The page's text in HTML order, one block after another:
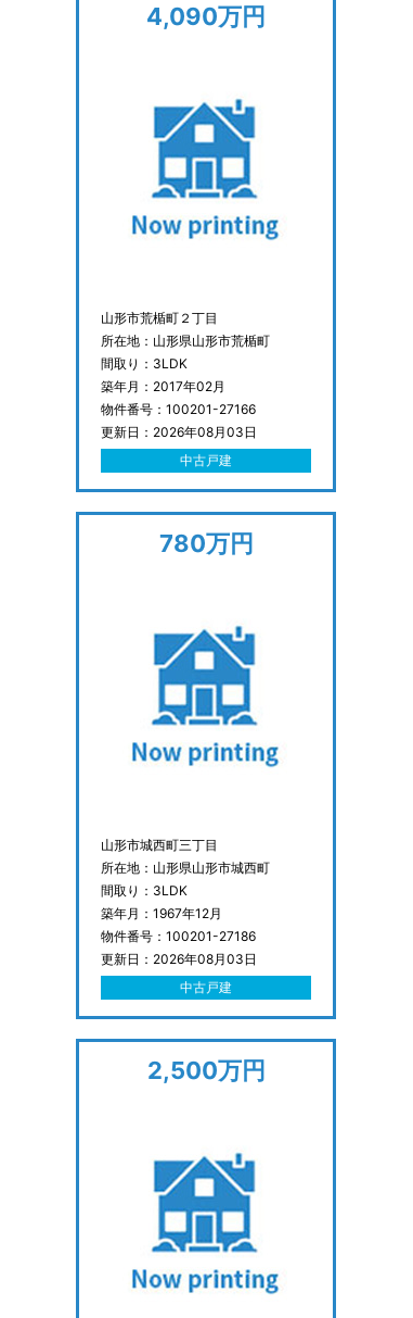
4,090万円
山形市荒楯町２丁目
所在地：山形県山形市荒楯町
間取り：3LDK
築年月：2017年02月
物件番号：100201-27166
更新日：2026年08月03日
中古戸建
780万円
山形市城西町三丁目
所在地：山形県山形市城西町
間取り：3LDK
築年月：1967年12月
物件番号：100201-27186
更新日：2026年08月03日
中古戸建
2,500万円